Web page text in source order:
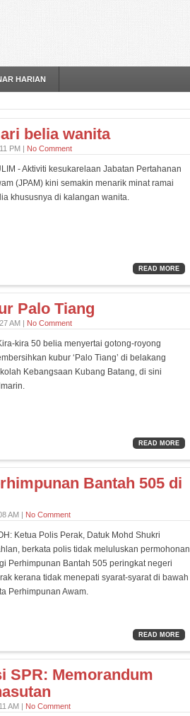
HARIAN
belia wanita
PM | No Comment
- Aktiviti kesukarelaan Jabatan Pertahanan
(JPAM) kini semakin menarik minat ramai
khususnya di kalangan wanita.
READ MORE
Palo Tiang
AM | No Comment
kira 50 belia menyertai gotong-royong
kubur ‘Palo Tiang’ di belakang
Kebangsaan Kubang Batang, di sini
READ MORE
Bantah 505 di
AM | No Comment
Ketua Polis Perak, Datuk Mohd Shukri
berkata polis tidak meluluskan permohonan
Perhimpunan Bantah 505 peringkat negeri
kerana tidak menepati syarat-syarat di bawah
Perhimpunan Awam.
READ MORE
SPR: Memorandum
AM | No Comment